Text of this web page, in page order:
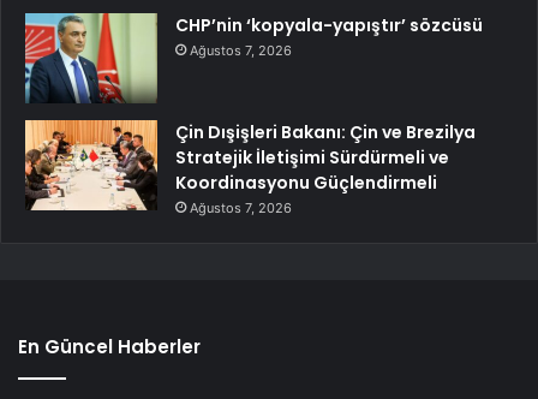
CHP’nin ‘kopyala-yapıştır’ sözcüsü
Ağustos 7, 2026
Çin Dışişleri Bakanı: Çin ve Brezilya
Stratejik İletişimi Sürdürmeli ve
Koordinasyonu Güçlendirmeli
Ağustos 7, 2026
En Güncel Haberler